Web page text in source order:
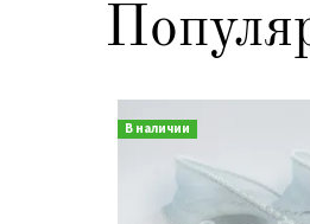
В наличии